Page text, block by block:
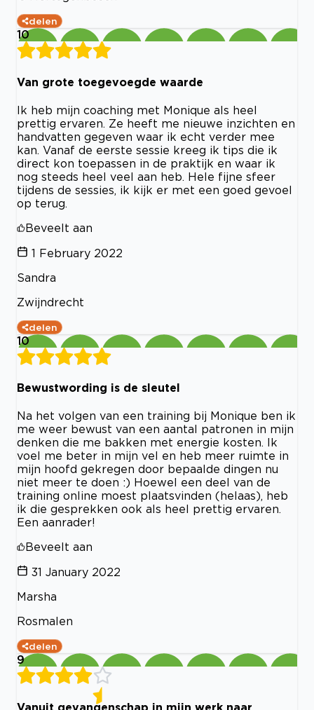
delen
10
Van grote toegevoegde waarde
Ik heb mijn coaching met Monique als heel
prettig ervaren. Ze heeft me nieuwe inzichten en
handvatten gegeven waar ik echt verder mee
kan. Vanaf de eerste sessie kreeg ik tips die ik
direct kon toepassen in de praktijk en waar ik
nog steeds heel veel aan heb. Hele fijne sfeer
tijdens de sessies, ik kijk er met een goed gevoel
op terug.
Beveelt aan
1 February 2022
Sandra
Zwijndrecht
delen
10
Bewustwording is de sleutel
Na het volgen van een training bij Monique ben ik
me weer bewust van een aantal patronen in mijn
denken die me bakken met energie kosten. Ik
voel me beter in mijn vel en heb meer ruimte in
mijn hoofd gekregen door bepaalde dingen nu
niet meer te doen :) Hoewel een deel van de
training online moest plaatsvinden (helaas), heb
ik die gesprekken ook als heel prettig ervaren.
Een aanrader!
Beveelt aan
31 January 2022
Marsha
Rosmalen
delen
9
Vanuit gevangenschap in mijn werk naar